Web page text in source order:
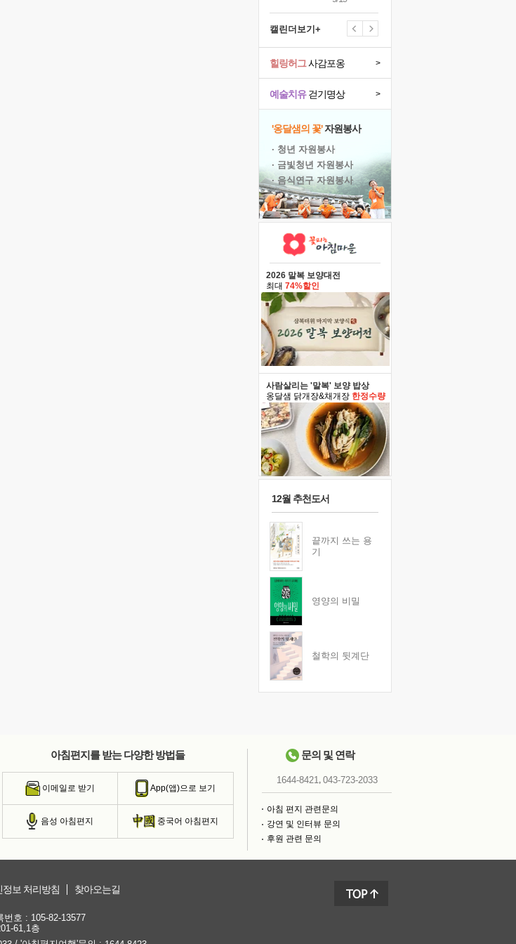
캘린더보기+
예술치유걷기명상 >
힐링허그사감포옹 >
'옹달샘의 꽃'자원봉사
· 청년 자원봉사
· 금빛청년 자원봉사
· 음식연구 자원봉사
2026 말복 보양대전
최대 74%할인
사람살리는 '말복' 보양 밥상
옹달샘 닭개장&채개장 한정수량
12월 추천도서
끝까지 쓰는 용
기
영양의 비밀
철학의 뒷계단
아침편지를 받는 다양한 방법들
이메일로 받기 App(앱)으로 보기
음성 아침편지 중국어 아침편지
문의 및 연락
1644-8421, 043-723-2033
아침 편지 관련문의
강연 및 인터뷰 문의
후원 관련 문의
정보 처리방침 찾아오는길
호 : 105-82-13577
61,1층